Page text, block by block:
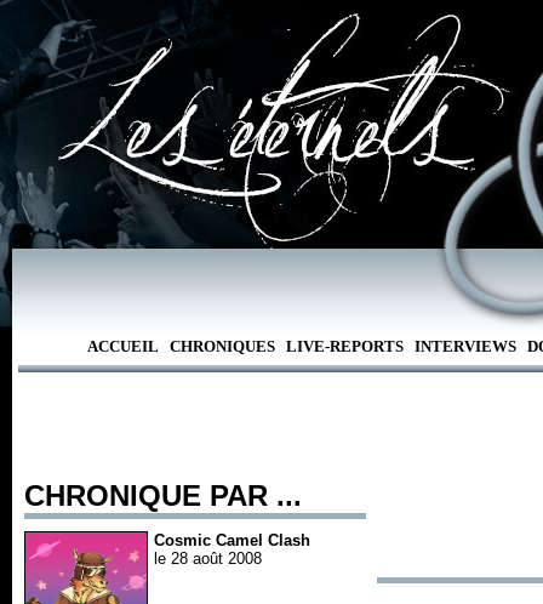
ACCUEIL CHRONIQUES LIVE-REPORTS INTERVIEWS
CHRONIQUE PAR ...
Cosmic Camel Clash
le 28 août 2008